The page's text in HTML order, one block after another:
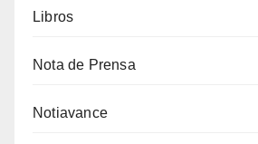
Libros
Nota de Prensa
Notiavance